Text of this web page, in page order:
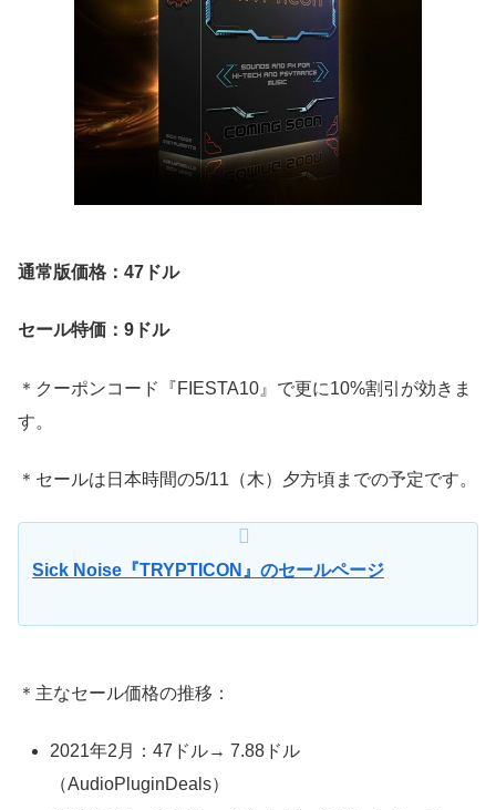
通常版価格：47ドル
セール特価：9ドル
＊クーポンコード『FIESTA10』で更に10%割引が効きま
す。
＊セールは日本時間の5/11（木）夕方頃までの予定です。
Sick Noise『TRYPTICON』のセールページ
＊主なセール価格の推移：
2021年2月：47ドル→ 7.88ドル
（AudioPluginDeals）